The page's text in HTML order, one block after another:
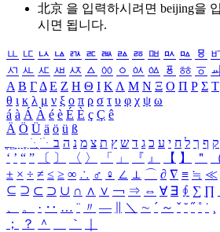
北京 을 입력하시려면 beijing을
시면 됩니다.
ㅥ ㅦ ㅧ ㅨ ㅩ ㅪ ㅫ ㅬ ㅭ ㅮ ㅯ ㅰ ㅱ
ㅺ ㅻ ㅼ ㅽ ㅾ ㅿ ㆀ ㆁ ㆂ ㆃ ㆄ ㆅ ㆆ
Α Β ΓΔ Ε Ζ Η Θ Ι ΚΛ Μ Ν Ξ Ο Π Ρ Σ Τ
θ ι κ λ μ ν ξ ο π ρ σ τ υ φ χ ψ ω
á à Á À é è É È ç Ç ê
Ä Ö Ü ä ö ü ß
ִֶֹ ֻּ ׁׂ ק ף ך ל ח י ע כ ג ד ש ץ ת צ מ נ ה ב
‘ ’ “ ” 〔 〕 〈 〉 「 」 『 』 【 】 ＂
± × ÷ ≠ ≤ ≥ ∞ ∴ ♂ ♀ ∠ ⊥ ⌒ ∂ ∇ ≡ ≒ ≪
⊆ ⊇ ⊂ ⊃ ∪ ∩ ∧ ∨ ￢ ⇒ ⇔ ∀ ∃ ∮ ∑ ∏
、
。 · ‥ … ¨ 〃 ― ＼ ∼ ´ ～ ˇ ˘ ˝ ˚ ˙ ¸
；
？ ＾ ｀